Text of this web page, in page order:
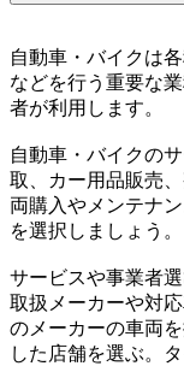
自動車・バイクは
などを行う重要な
者が利用します。
自動車・バイクの
取、カー用品販売
両購入やメンテナ
を選択しましょう。
サービスや事業者
取扱メーカーや対
のメーカーの車両
した店舗を選ぶ。